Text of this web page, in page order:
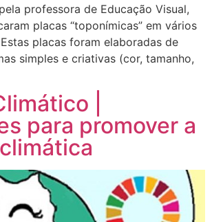
professora de Educação Visual,
placas “toponímicas” em vários
placas foram elaboradas de
simples e criativas (cor, tamanho,
|
para promover a